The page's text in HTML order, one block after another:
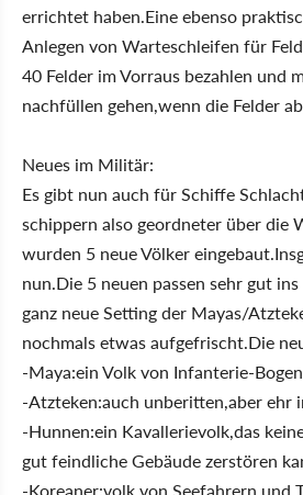
errichtet haben.Eine ebenso
Anlegen von Warteschleifen für
40 Felder im Vorraus bezahlen und
nachfüllen gehen,wenn die Felder
Neues im Militär:
Es gibt nun auch für Schiffe
schippern also geordneter über die
wurden 5 neue Völker
nun.Die 5 neuen passen sehr gut
ganz neue Setting der Mayas/
nochmals etwas aufgefrischt.Die
-Maya:ein Volk von Infanterie-
-Atzteken:auch unberitten,aber ehr
-Hunnen:ein Kavallerievolk,das
gut feindliche Gebäude zerstören